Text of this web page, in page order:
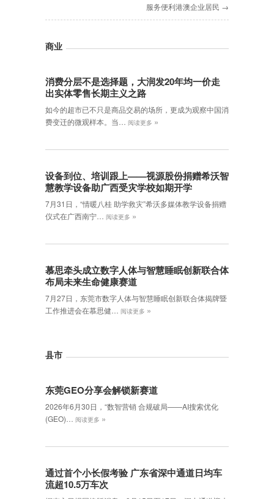
服务便利港澳企业居民 →
商业
消费分层不是选择题，大润发20年均一价走
出实体零售长期主义之路
如今的超市已不只是商品交易的场所，更成为观察中国消
费变迁的微观样本。当…
阅读更多 »
设备到位、培训跟上——视源股份捐赠希沃智
慧教学设备助广西受灾学校如期开学
7月31日，“情暖八桂 助学救灾”希沃多媒体教学设备捐赠
仪式在广西南宁…
阅读更多 »
慕思牵头成立数字人体与智慧睡眠创新联合体
布局未来生命健康赛道
7月27日，东莞市数字人体与智慧睡眠创新联合体揭牌暨
工作推进会在慕思健…
阅读更多 »
县市
东莞GEO分享会解锁新赛道
2026年6月30日，‌“数智营销 合规破局——AI搜索优化
(GEO)…
阅读更多 »
通过首个小长假考验 广东省深中通道日均车
流超10.5万车次